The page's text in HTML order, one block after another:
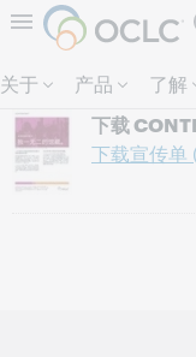
关于 产品 了解
下载
下载宣传单